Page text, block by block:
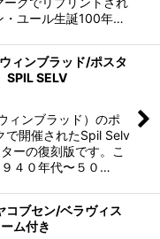
・ユール生誕100年…
ィンブラッド/ポスタ
SELV
ィンブラッド）のポ
で開催されたSpil Selv
ーの復刻版です。こ
４０年代〜５０…
ブセン/ベラヴィス
ム付き